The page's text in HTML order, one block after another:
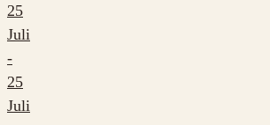
25
Juli
-
25
Juli